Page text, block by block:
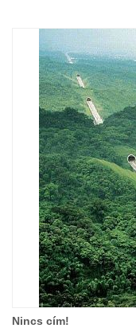
Nincs cím!